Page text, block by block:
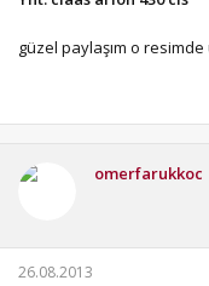
güzel paylaşım o
omerfarukkoc
26.08.2013